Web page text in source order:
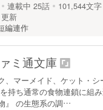
連載中 25話
101,544文字
新
編連作
ミ通文庫
、マーメイド、ケット・
持ち通常の食物連鎖に組
』 の生態系の調…